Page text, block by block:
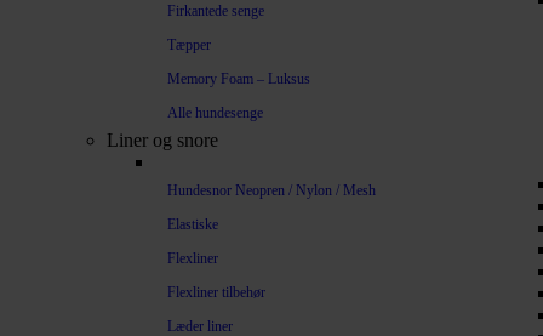
Firkantede senge
Tæpper
Memory Foam – Luksus
Alle hundesenge
Liner og snore
Hundesnor Neopren / Nylon / Mesh
Elastiske
Flexliner
Flexliner tilbehør
Læder liner